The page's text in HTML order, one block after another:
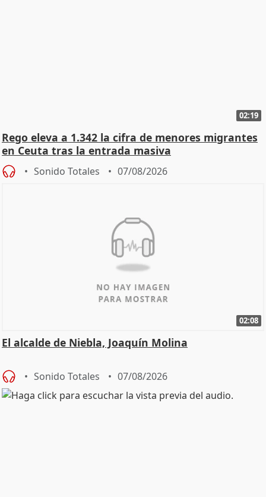
02:19
Rego eleva a 1.342 la cifra de menores migrantes
en Ceuta tras la entrada masiva
Sonido Totales 07/08/2026
02:08
El alcalde de Niebla, Joaquín Molina
Sonido Totales 07/08/2026